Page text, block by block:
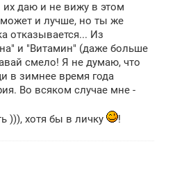
их даю и не вижу в этом
и лучше, но ты же
отказывается... Из
и "Витамин" (даже больше
смело! Я не думаю, что
в зимнее время года
Во всяком случае мне -
))), хотя бы в личку
!